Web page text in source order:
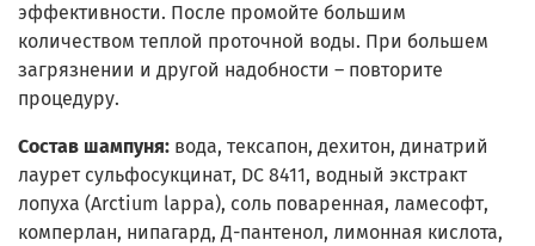
эффективности. После промойте большим
количеством теплой проточной воды. При большем
загрязнении и другой надобности – повторите
процедуру.
Состав шампуня: вода, тексапон, дехитон, динатрий
лаурет сульфосукцинат, DC 8411, водный экстракт
лопуха (Arctium lappa), соль поваренная, ламесофт,
комперлан, нипагард, Д-пантенол, лимонная кислота,